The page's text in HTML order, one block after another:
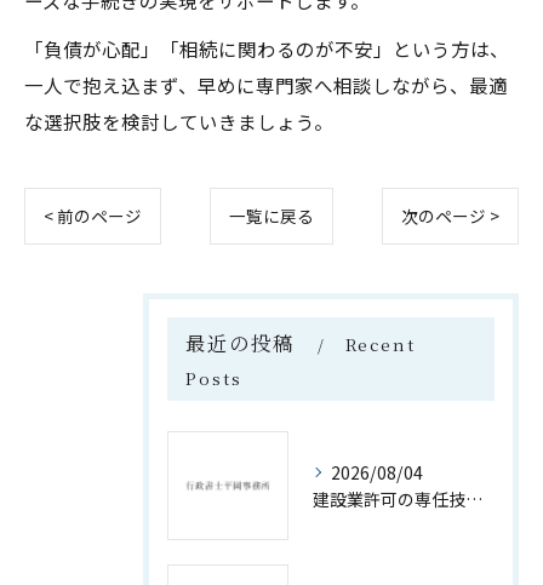
「負債が心配」「相続に関わるのが不安」という方は、
一人で抱え込まず、早めに専門家へ相談しながら、最適
な選択肢を検討していきましょう。
< 前のページ 一覧に戻る 次のページ >
最近の投稿
Recent
Posts
2026/08/04
建設業許可の専任技術者資格要件詳細解説